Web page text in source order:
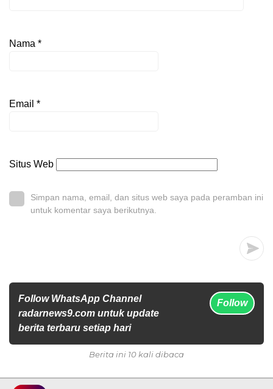
Nama *
Email *
Situs Web
Simpan nama, email, dan situs web saya pada peramban ini
untuk komentar saya berikutnya.
Follow WhatsApp Channel
radarnews9.com untuk update
berita terbaru setiap hari
Follow
Berita ini 10 kali dibaca